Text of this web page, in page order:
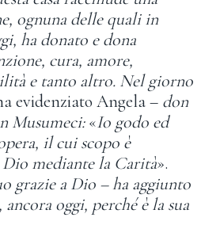
ognuna delle quali in
ha donato e dona
cura, amore,
e tanto altro. Nel giorno
evidenziato Angela – don
Musumeci:«Io godo ed
il cui scopo è
mediante la Carità».
grazie a Dio – ha aggiunto
ancora oggi, perché è la sua